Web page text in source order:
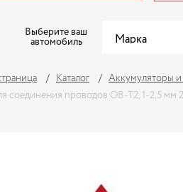
Выберите ваш
автомобиль
Каталог Аккумуляторы и
соединения проводов OB-T2, 1-2,5 мм